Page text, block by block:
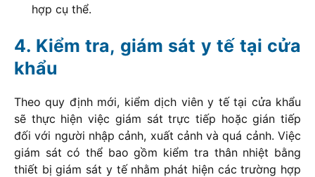
hợp cụ thể.
Kiểm tra, giám sát y tế tại cửa
khẩu
Theo quy định mới, kiểm dịch viên y tế tại cửa khẩu
sẽ thực hiện việc giám sát trực tiếp hoặc gián tiếp
đối với người nhập cảnh, xuất cảnh và quá cảnh. Việc
giám sát có thể bao gồm kiểm tra thân nhiệt bằng
thiết bị giám sát y tế nhằm phát hiện các trường hợp